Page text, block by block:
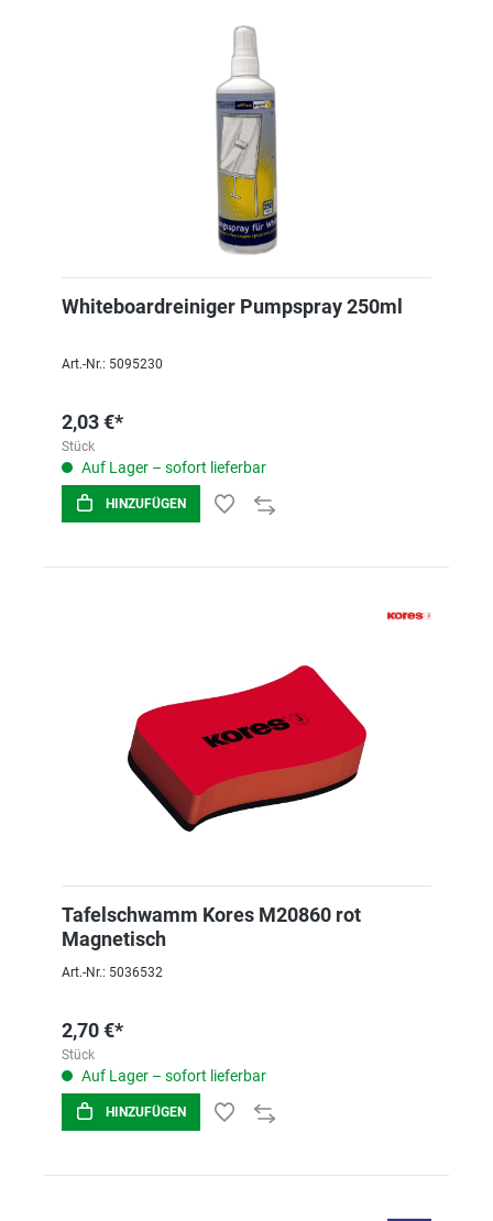
Whiteboardreiniger Pumpspray 250ml
Art.-Nr.: 5095230
2,03 €*
Stück
Auf Lager – sofort lieferbar
HINZUFÜGEN
Tafelschwamm Kores M20860 rot
Magnetisch
Art.-Nr.: 5036532
2,70 €*
Stück
Auf Lager – sofort lieferbar
HINZUFÜGEN